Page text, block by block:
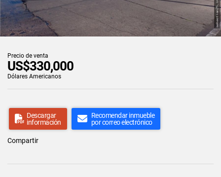
Precio de venta
US$330,000
Dólares Americanos
Descargar
información
Recomendar inmueble
por correo electrónico
Compartir